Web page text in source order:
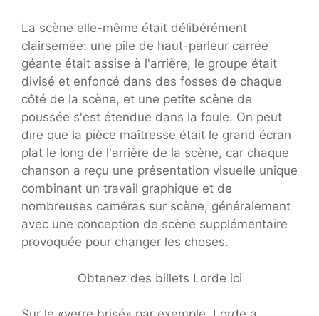
La scène elle-même était délibérément
clairsemée: une pile de haut-parleur carrée
géante était assise à l'arrière, le groupe était
divisé et enfoncé dans des fosses de chaque
côté de la scène, et une petite scène de
poussée s'est étendue dans la foule. On peut
dire que la pièce maîtresse était le grand écran
plat le long de l'arrière de la scène, car chaque
chanson a reçu une présentation visuelle unique
combinant un travail graphique et de
nombreuses caméras sur scène, généralement
avec une conception de scène supplémentaire
provoquée pour changer les choses.
Obtenez des billets Lorde ici